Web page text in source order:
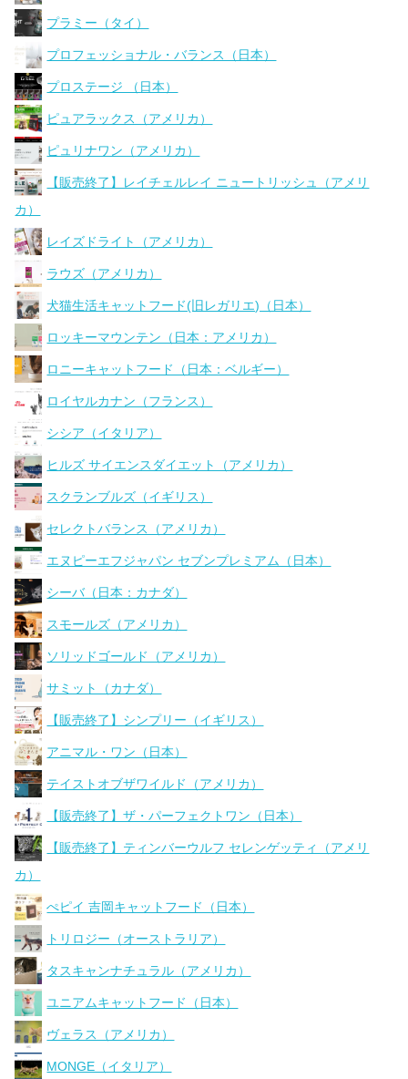
プラミー（タイ）
プロフェッショナル・バランス（日本）
プロステージ （日本）
ピュアラックス（アメリカ）
ピュリナワン（アメリカ）
【販売終了】レイチェルレイ ニュートリッシュ（アメリ
カ）
レイズドライト（アメリカ）
ラウズ（アメリカ）
犬猫生活キャットフード(旧レガリエ)（日本）
ロッキーマウンテン（日本：アメリカ）
ロニーキャットフード（日本：ベルギー）
ロイヤルカナン（フランス）
シシア（イタリア）
ヒルズ サイエンスダイエット（アメリカ）
スクランブルズ（イギリス）
セレクトバランス（アメリカ）
エヌピーエフジャパン セブンプレミアム（日本）
シーバ（日本：カナダ）
スモールズ（アメリカ）
ソリッドゴールド（アメリカ）
サミット（カナダ）
【販売終了】シンプリー（イギリス）
アニマル・ワン（日本）
テイストオブザワイルド（アメリカ）
【販売終了】ザ・パーフェクトワン（日本）
【販売終了】ティンバーウルフ セレンゲッティ（アメリ
カ）
ぺピイ 吉岡キャットフード（日本）
トリロジー（オーストラリア）
タスキャンナチュラル（アメリカ）
ユニアムキャットフード（日本）
ヴェラス（アメリカ）
MONGE（イタリア）